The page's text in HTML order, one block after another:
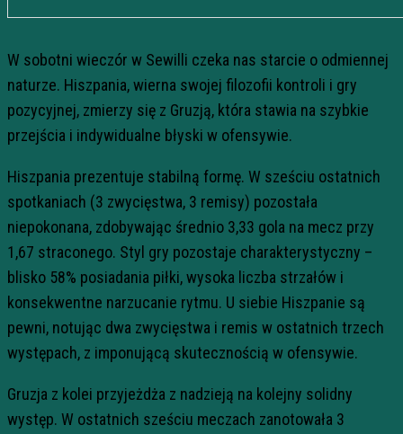
W sobotni wieczór w Sewilli czeka nas starcie o odmiennej
naturze. Hiszpania, wierna swojej filozofii kontroli i gry
pozycyjnej, zmierzy się z Gruzją, która stawia na szybkie
przejścia i indywidualne błyski w ofensywie.
Hiszpania prezentuje stabilną formę. W sześciu ostatnich
spotkaniach (3 zwycięstwa, 3 remisy) pozostała
niepokonana, zdobywając średnio 3,33 gola na mecz przy
1,67 straconego. Styl gry pozostaje charakterystyczny –
blisko 58% posiadania piłki, wysoka liczba strzałów i
konsekwentne narzucanie rytmu. U siebie Hiszpanie są
pewni, notując dwa zwycięstwa i remis w ostatnich trzech
występach, z imponującą skutecznością w ofensywie.
Gruzja z kolei przyjeżdża z nadzieją na kolejny solidny
występ. W ostatnich sześciu meczach zanotowała 3